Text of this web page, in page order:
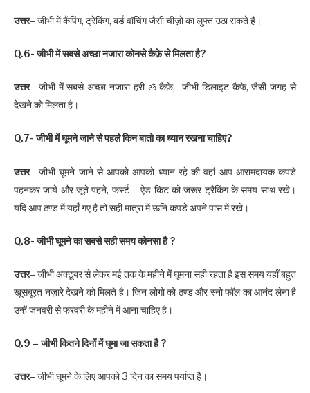
उत्तर– जीभी में कैंपिंग, ट्रेकिंग, बर्ड वॉचिंग जैसी चीज़ो का लुफ्त उठा सकते है।
Q.6- जीभी में सबसे अच्छा नजारा कोनसे कैफ़े से मिलता है?
उत्तर– जीभी में सबसे अच्छा नजारा हरी ॐ कैफ़े, जीभी डिलाइट कैफ़े, जैसी जगह से
देखने को मिलता है।
Q.7- जीभी में घूमने जाने से पहले किन बातो का ध्यान रखना चाहिए?
उत्तर– जीभी घूमने जाने से आपको आपको ध्यान रहे की वहां आप आरामदायक कपडे
पहनकर जाये और जूते पहने, फर्स्ट – ऐड किट को जरूर ट्रैकिंग के समय साथ रखे।
यदि आप ठण्ड में यहाँ गए है तो सही मात्रा में ऊनि कपडे अपने पास में रखे।
Q.8- जीभी घूमने का सबसे सही समय कोनसा है ?
उत्तर– जीभी अक्टूबर से लेकर मई तक के महीने में घूमना सही रहता है इस समय यहाँ बहुत
खूसबूरत नज़ारे देखने को मिलते है। जिन लोगो को ठण्ड और स्नो फॉल का आनंद लेना है
उन्हें जनवरी से फरवरी के महीने में आना चाहिए है।
Q.9 – जीभी कितने दिनों में घुमा जा सकता है ?
उत्तर– जीभी घूमने के लिए आपको 3 दिन का समय पर्याप्त है।